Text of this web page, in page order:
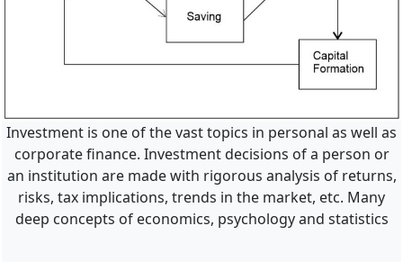
Investment is one of the vast topics in personal as well as
corporate finance. Investment decisions of a person or
an institution are made with rigorous analysis of returns,
risks, tax implications, trends in the market, etc. Many
deep concepts of economics, psychology and statistics